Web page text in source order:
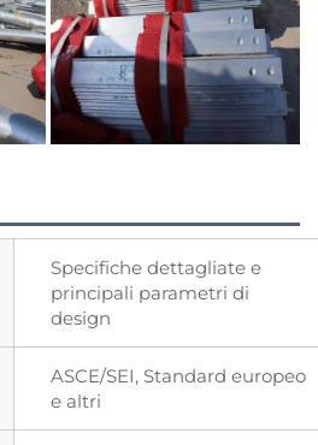
Specifiche dettagliate e
principali parametri di
design
ASCE/SEI, Standard europeo
e altri